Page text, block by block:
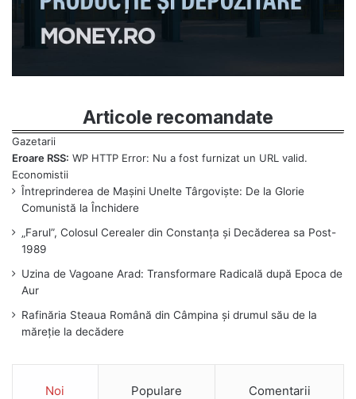
Articole recomandate
Eroare RSS: WP HTTP Error: Nu a fost furnizat un URL valid.
Întreprinderea de Mașini Unelte Târgoviște: De la Glorie
Comunistă la Închidere
„Farul”, Colosul Cerealer din Constanța și Decăderea sa Post-
1989
Uzina de Vagoane Arad: Transformare Radicală după Epoca de
Aur
Rafinăria Steaua Română din Câmpina și drumul său de la
măreție la decădere
Noi Populare Comentarii